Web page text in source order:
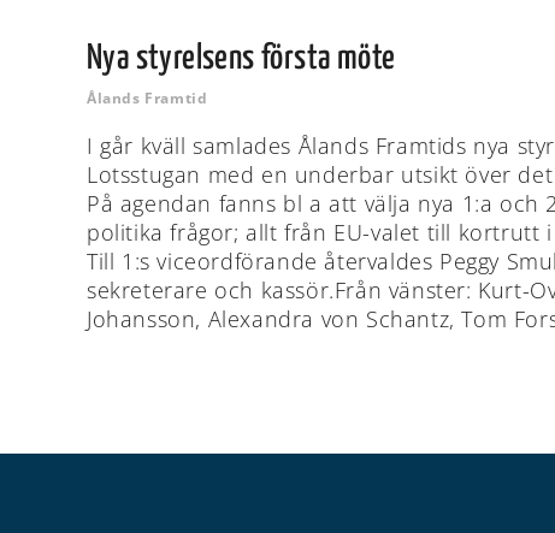
Nya styrelsens första möte
Ålands Framtid
I går kväll samlades Ålands Framtids nya
Lotsstugan med en underbar utsikt över
På agendan fanns bl a att välja nya 1:a
politika frågor; allt från EU-valet till kortrutt i
Till 1:s viceordförande återvaldes Peggy
sekreterare och kassör.Från vänster: Kurt-
Johansson, Alexandra von Schantz, Tom